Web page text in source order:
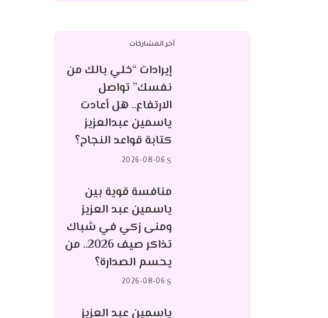
آخر المشاركات
إيرادات “خلي بالك من
نفسك” تواصل
الارتفاع.. هل أعادت
ياسمين عبدالعزيز
كتابة قواعد النجاح؟
2026-08-06
منافسة قوية بين
ياسمين عبد العزيز
ومنى زكي في شباك
تذاكر صيف 2026.. من
يحسم الصدارة؟
2026-08-06
ياسمين عبد العزيز